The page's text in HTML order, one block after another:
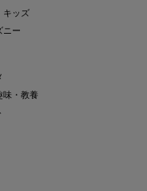
キッズ
ニー
味・教養